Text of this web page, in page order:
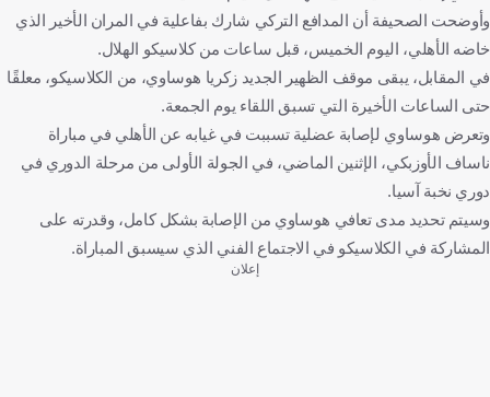
وأوضحت الصحيفة أن المدافع التركي شارك بفاعلية في المران الأخير الذي
خاضه الأهلي، اليوم الخميس، قبل ساعات من كلاسيكو الهلال.
في المقابل، يبقى موقف الظهير الجديد زكريا هوساوي، من الكلاسيكو، معلقًا
حتى الساعات الأخيرة التي تسبق اللقاء يوم الجمعة.
وتعرض هوساوي لإصابة عضلية تسببت في غيابه عن الأهلي في مباراة
ناساف الأوزبكي، الإثنين الماضي، في الجولة الأولى من مرحلة الدوري في
دوري نخبة آسيا.
وسيتم تحديد مدى تعافي هوساوي من الإصابة بشكل كامل، وقدرته على
المشاركة في الكلاسيكو في الاجتماع الفني الذي سيسبق المباراة.
إعلان